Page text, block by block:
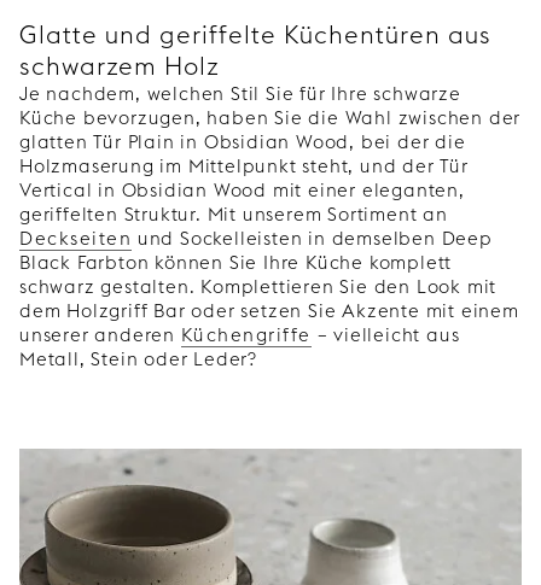
Glatte und geriffelte Küchentüren aus
schwarzem Holz
Je nachdem, welchen Stil Sie für Ihre schwarze
Küche bevorzugen, haben Sie die Wahl zwischen der
glatten Tür Plain in Obsidian Wood, bei der die
Holzmaserung im Mittelpunkt steht, und der Tür
Vertical in Obsidian Wood mit einer eleganten,
geriffelten Struktur. Mit unserem Sortiment an
Deckseiten und Sockelleisten in demselben Deep
Black Farbton können Sie Ihre Küche komplett
schwarz gestalten. Komplettieren Sie den Look mit
dem Holzgriff Bar oder setzen Sie Akzente mit einem
unserer anderen Küchengriffe – vielleicht aus
Metall, Stein oder Leder?